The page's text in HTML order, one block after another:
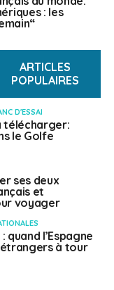
de l’Étranger)
: les
ARTICLES
POPULAIRES
D'ESSAI
télécharger:
le Golfe
ses deux
et
voyager
quand l’Espagne
à tour